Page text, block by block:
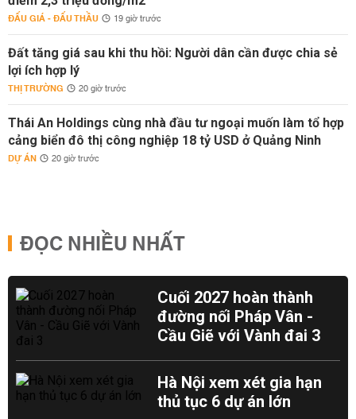
ĐẤU GIÁ - ĐẤU THẦU 19 giờ trước
Đất tăng giá sau khi thu hồi: Người dân cần được chia sẻ
lợi ích hợp lý
THỊ TRƯỜNG 20 giờ trước
Thái An Holdings cùng nhà đầu tư ngoại muốn làm tổ hợp
cảng biển đô thị công nghiệp 18 tỷ USD ở Quảng Ninh
DỰ ÁN 20 giờ trước
ĐỌC NHIỀU NHẤT
Cuối 2027 hoàn thành
đường nối Pháp Vân -
Cầu Giẽ với Vành đai 3
Hà Nội xem xét gia hạn
thủ tục 6 dự án lớn